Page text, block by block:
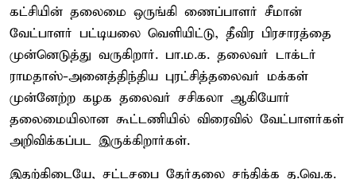
கட்சியின் தலைமை ஒருங்கி ணைப்பாளர் சீமான்
வேட்பாளர் பட்டியலை வெளியிட்டு, தீவிர பிரசாரத்தை
முன்னெடுத்து வருகிறார். பா.ம.க. தலைவர் டாக்டர்
ராமதாஸ்-அனைத்திந்திய புரட்சித்தலைவர் மக்கள்
முன்னேற்ற கழக தலைவர் சசிகலா ஆகியோர்
தலைமையிலான கூட்டணியில் விரைவில் வேட்பாளர்கள்
அறிவிக்கப்பட இருக்கிறார்கள்.
இதற்கிடையே, சட்டசபை தேர்தலை சந்திக்க த.வெ.க.